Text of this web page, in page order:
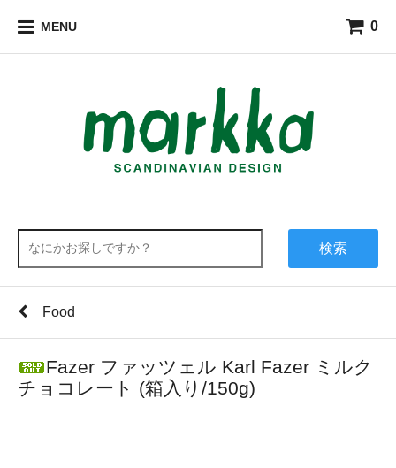
MENU 0
検索
Food
Fazer ファッツェル Karl Fazer ミルク
チョコレート (箱入り/150g)